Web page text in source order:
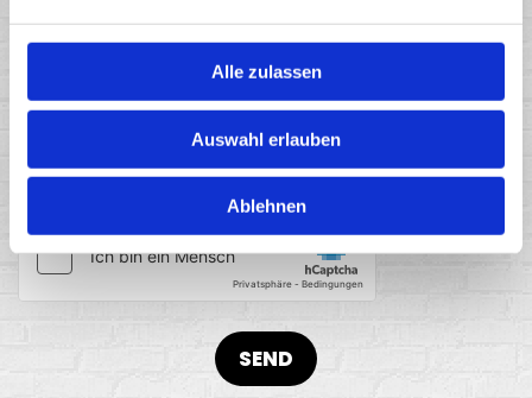
Alle zulassen
Auswahl erlauben
Ablehnen
Ich habe die Datenschutzerklärung zur Kenntnis
genommen. Ich stimme einer elektronischen
Speicherung und Verarbeitung meiner eingegebenen
Daten zur Beantwortung meiner Anfrage zu. *